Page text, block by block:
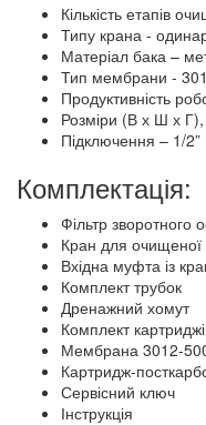
Кількість етапів
Типу крана -
Матеріал бака –
Тип мембрани -
Продуктивність
Розміри (В х Ш х
Підключення – 1/2”
Комплектація:
Фільтр зворотного
Кран для
Вхідна муфта із
Комплект трубок
Дренажний хомут
Комплект
Мембрана 3012-
Картридж-
Сервісний ключ
Інструкція